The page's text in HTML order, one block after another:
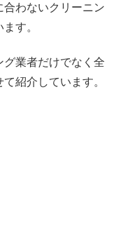
わないクリーニン
す。
業者だけでなく全
紹介しています。